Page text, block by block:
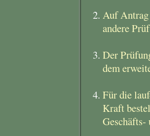
Auf Antrag
andere
Der
dem
Für die
Kraft
Geschäfts-